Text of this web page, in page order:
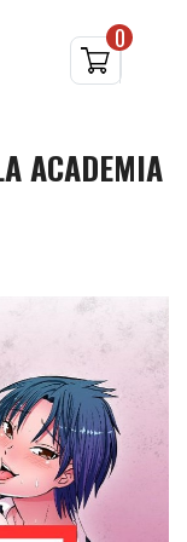
0
ACADEMIA